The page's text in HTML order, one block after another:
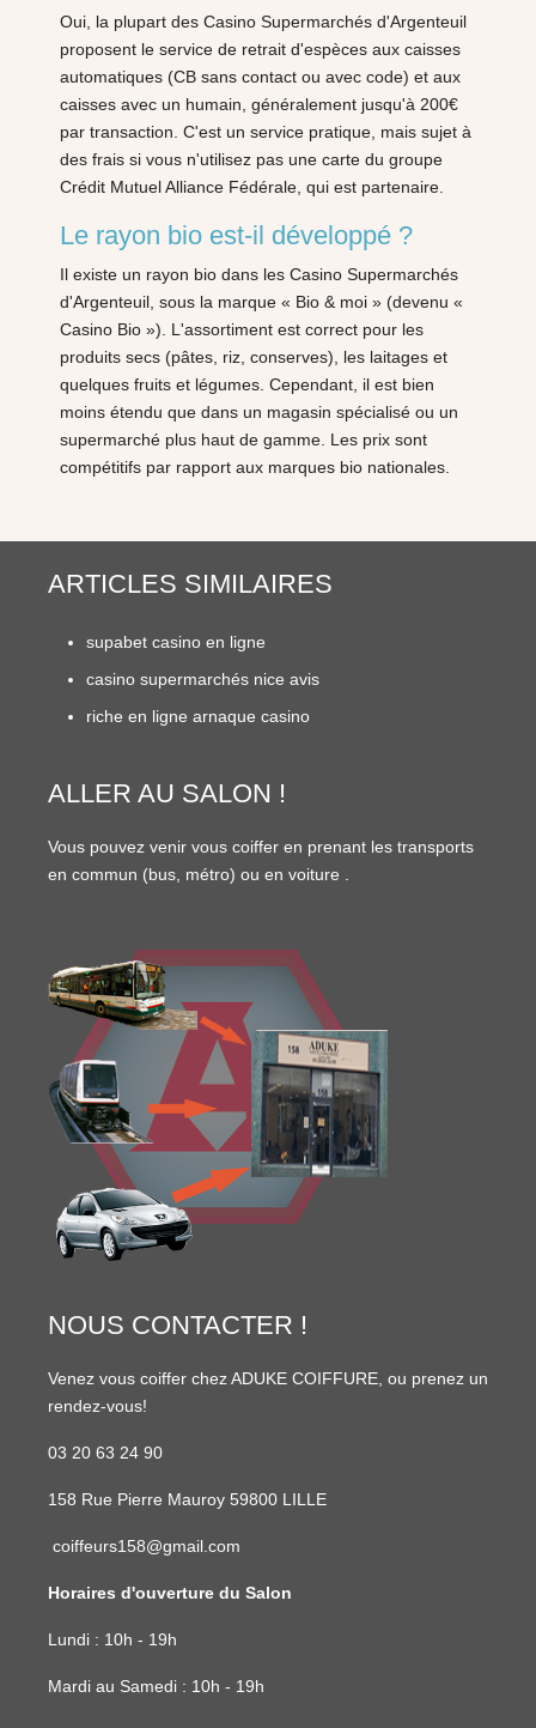
Oui, la plupart des Casino Supermarchés d'Argenteuil
proposent le service de retrait d'espèces aux caisses
automatiques (CB sans contact ou avec code) et aux
caisses avec un humain, généralement jusqu'à 200€
par transaction. C'est un service pratique, mais sujet à
des frais si vous n'utilisez pas une carte du groupe
Crédit Mutuel Alliance Fédérale, qui est partenaire.
Le rayon bio est-il développé ?
Il existe un rayon bio dans les Casino Supermarchés
d'Argenteuil, sous la marque « Bio & moi » (devenu «
Casino Bio »). L'assortiment est correct pour les
produits secs (pâtes, riz, conserves), les laitages et
quelques fruits et légumes. Cependant, il est bien
moins étendu que dans un magasin spécialisé ou un
supermarché plus haut de gamme. Les prix sont
compétitifs par rapport aux marques bio nationales.
ARTICLES SIMILAIRES
supabet casino en ligne
casino supermarchés nice avis
riche en ligne arnaque casino
ALLER AU SALON !
Vous pouvez venir vous coiffer en prenant les transports
en commun (bus, métro) ou en voiture .
NOUS CONTACTER !
Venez vous coiffer chez ADUKE COIFFURE, ou prenez un
rendez-vous!
03 20 63 24 90
158 Rue Pierre Mauroy 59800 LILLE
coiffeurs158@gmail.com
Horaires d'ouverture du Salon
Lundi : 10h - 19h
Mardi au Samedi : 10h - 19h